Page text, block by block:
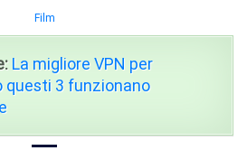
Film
La migliore VPN per
questi 3 funzionano